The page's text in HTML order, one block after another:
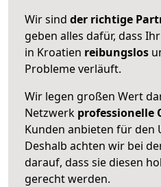
Wir sind der richtige
geben alles dafür, dass
in Kroatien reibungslos
Probleme verläuft.
Wir legen großen Wert
Netzwerk professionelle
Kunden anbieten für den
Deshalb achten wir bei
darauf, dass sie diesen
gerecht werden.